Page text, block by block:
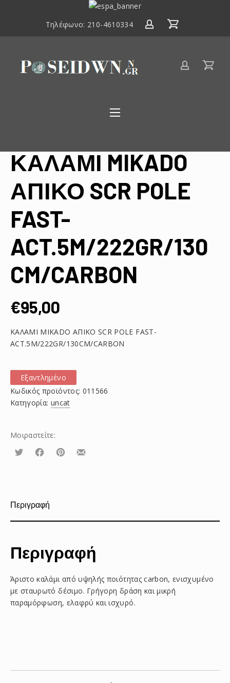
ΕΣΠΑ
2020
Τηλέφωνο: 210-4610334
Είδη
ΚΑΛΑΜΙ MIKADO
ΑΠΙΚΟ SCR POLE
FAST-
ACT.5M/222GR/130
CM/CARBON
€95,00
ΚΑΛΑΜΙ MIKADO ΑΠΙΚΟ SCR POLE FAST-
ACT.5M/222GR/130CM/CARBON
Εξαντλημένο
Κωδικός προϊόντος: 011566
Κατηγορία: uncat
Μοιραστείτε:
Τουίτα ΜοιραστείτεΜοιραστείτεΜοιραστείτε
Περιγραφή
Περιγραφή
Άριστο καλάμι από υψηλής ποιότητας carbon, ενισχυμένο
με σταυρωτό δέσιμο. Γρήγορη δράση και μικρή
παραμόρφωση, ελαφρύ και ισχυρό.